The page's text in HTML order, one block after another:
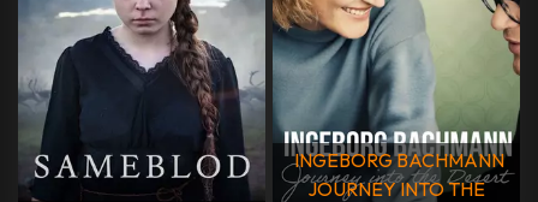
INGEBORG BACHMANN
JOURNEY INTO THE